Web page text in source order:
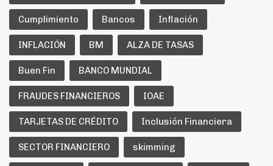
Cumplimiento Bancos Inflación
INFLACIÓN BM ALZA DE TASAS
Buen Fin BANCO MUNDIAL
FRAUDES FINANCIEROS IOAE
TARJETAS DE CRÉDITO Inclusión Financiera
SECTOR FINANCIERO skimming